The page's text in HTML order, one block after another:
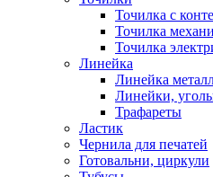
Точилка с
Точилка
Точилка
Линейка
Линейка
Линейки,
Трафареты
Ластик
Чернила для печатей
Готовальни, циркули